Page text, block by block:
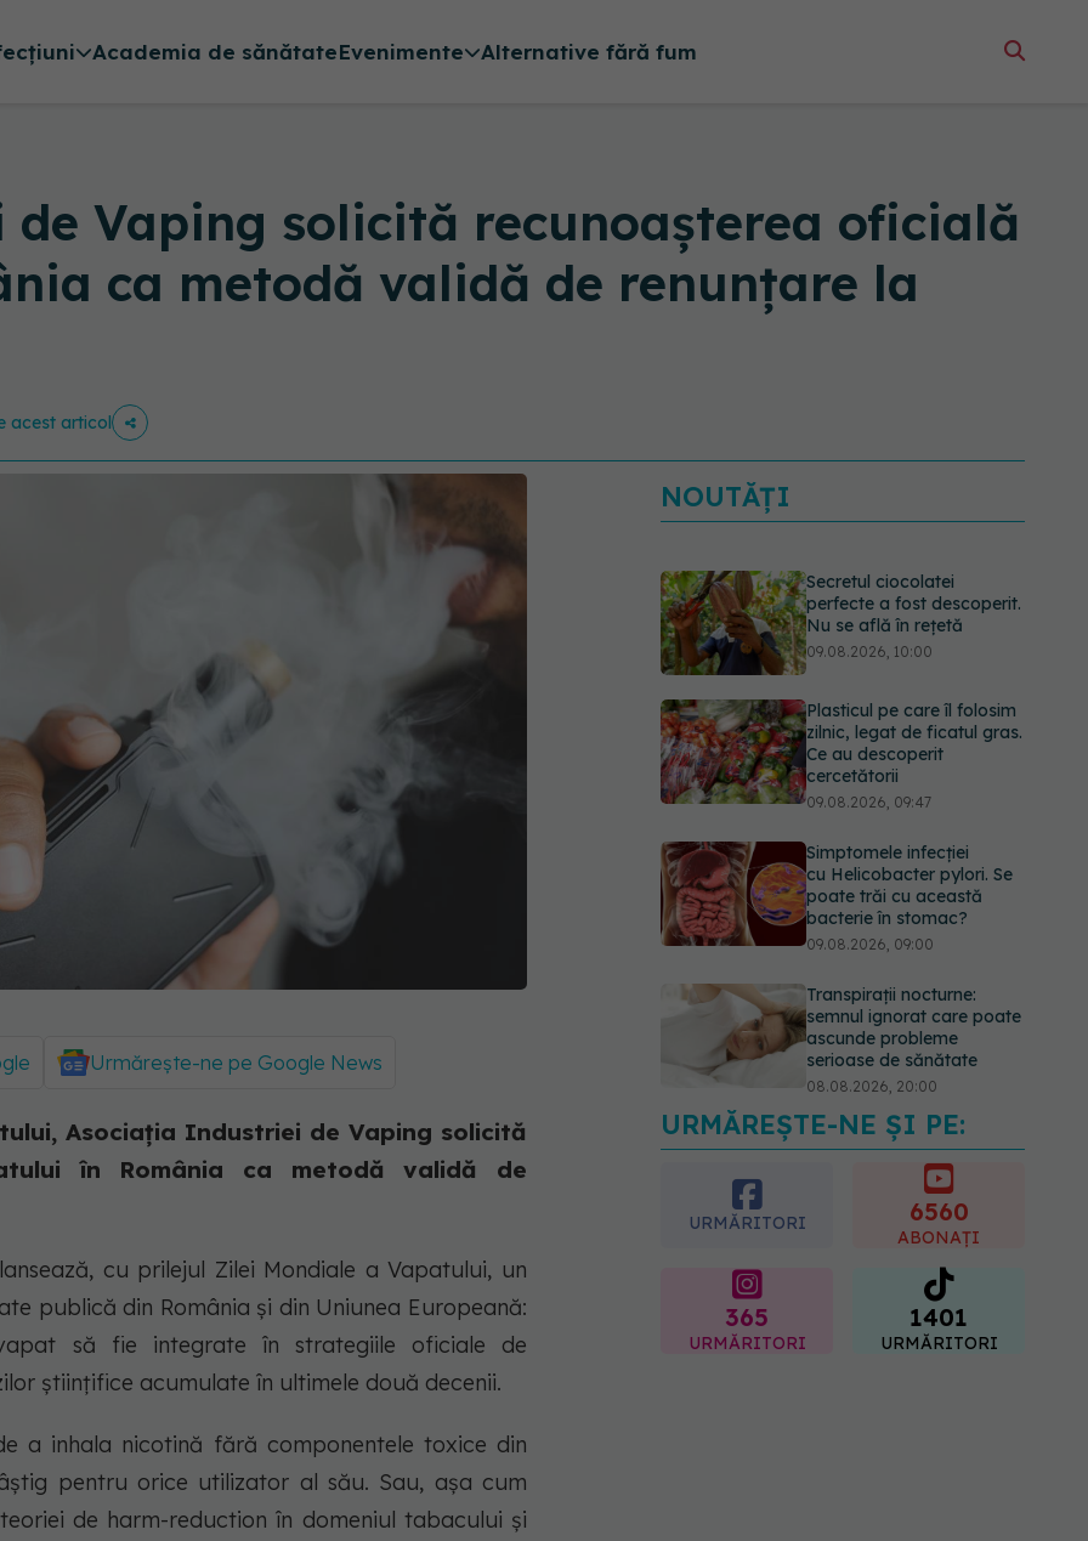
Academia de sănătateEvenimente Alternative fără fum
Vaping solicită recunoașterea oficială
ca metodă validă de renunțare la
acest articol
Urmărește-ne pe Google News
Asociația Industriei de Vaping solicită
în România ca metodă validă de
cu prilejul Zilei Mondiale a Vapatului, un
publică din România și din Uniunea Europeană:
să fie integrate în strategiile oficiale de
științifice acumulate în ultimele două decenii.
a inhala nicotină fără componentele toxice din
pentru orice utilizator al său. Sau, așa cum
de harm-reduction în domeniul tabacului și
NOUTĂȚI
Secretul ciocolatei
perfecte a fost descoperit.
Nu se află în rețetă
09.08.2026, 10:00
Plasticul pe care îl folosim
zilnic, legat de ficatul gras.
Ce au descoperit
cercetătorii
09.08.2026, 09:47
Simptomele infecției
cu Helicobacter pylori. Se
poate trăi cu această
bacterie în stomac?
09.08.2026, 09:00
Transpirații nocturne:
semnul ignorat care poate
ascunde probleme
serioase de sănătate
08.08.2026, 20:00
Cum folosești uleiul
esențial de rozmarin
pentru a opri căderea
09.08.2026, 11:00
URMĂREȘTE-NE ȘI PE:
URMĂRITORI 6560
ABONAȚI
365
URMĂRITORI
1401
URMĂRITORI